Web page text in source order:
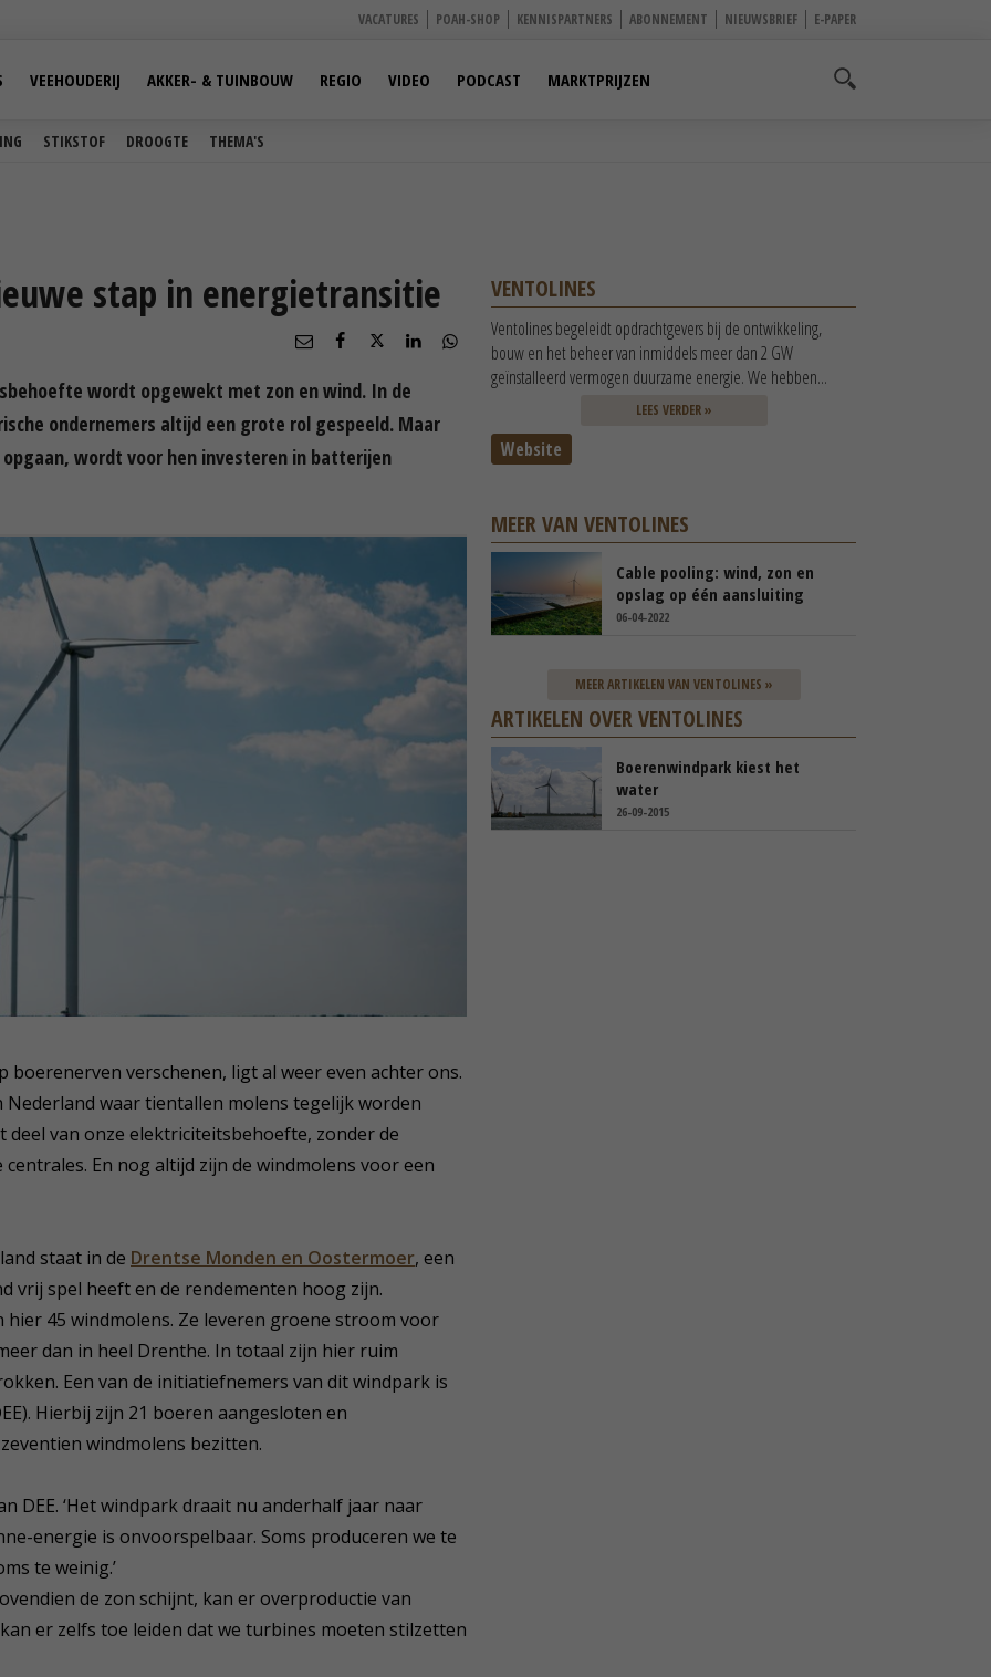
VACATURES POAH-SHOP KENNISPARTNERS ABONNEMENT NIEUWSBRIEF E-PAPER
STIKSTOF DROOGTE THEMA'S
VEEHOUDERIJ AKKER- & TUINBOUW REGIO VIDEO PODCAST MARKTPRIJZEN
stap in energietransitie
wordt opgewekt met zon en wind. In de
ondernemers altijd een grote rol gespeeld. Maar
wordt voor hen investeren in batterijen
verschenen, ligt al weer even achter ons.
waar tientallen molens tegelijk worden
deel van onze elektriciteitsbehoefte, zonder de
En nog altijd zijn de windmolens voor een
staat in de Drentse Monden en Oostermoer, een
vrij spel heeft en de rendementen hoog zijn.
45 windmolens. Ze leveren groene stroom voor
dan in heel Drenthe. In totaal zijn hier ruim
Een van de initiatiefnemers van dit windpark is
Hierbij zijn 21 boeren aangesloten en
windmolens bezitten.
DEE. ‘Het windpark draait nu anderhalf jaar naar
energie is onvoorspelbaar. Soms produceren we te
te weinig.’
de zon schijnt, kan er overproductie van
er zelfs toe leiden dat we turbines moeten stilzetten
VENTOLINES
Ventolines begeleidt opdrachtgevers bij de ontwikkeling,
bouw en het beheer van inmiddels meer dan 2 GW
geïnstalleerd vermogen duurzame energie. We hebben...
LEES VERDER »
Website
MEER VAN VENTOLINES
Cable pooling: wind, zon en
opslag op één aansluiting
06-04-2022
MEER ARTIKELEN VAN VENTOLINES »
ARTIKELEN OVER VENTOLINES
Boerenwindpark kiest het
water
26-09-2015